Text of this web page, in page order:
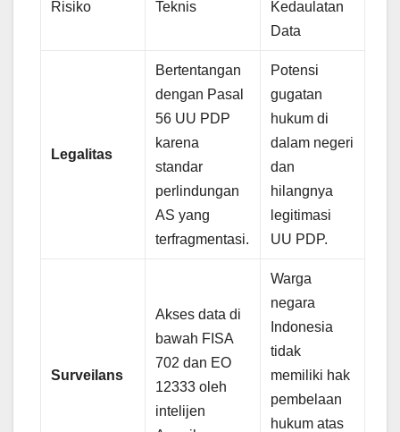
Risiko
Teknis
Kedaulatan
Data
Legalitas
Bertentangan
dengan Pasal
56 UU PDP
karena
standar
perlindungan
AS yang
terfragmentasi.
Potensi
gugatan
hukum di
dalam negeri
dan
hilangnya
legitimasi
UU PDP.
Surveilans
Akses data di
bawah FISA
702 dan EO
12333 oleh
intelijen
Warga
negara
Indonesia
tidak
memiliki hak
pembelaan
hukum atas